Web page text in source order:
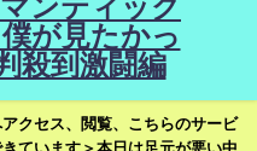
ンティック
が見たかっ
殺到激闘編
クセス、閲覧、こちらのサービ